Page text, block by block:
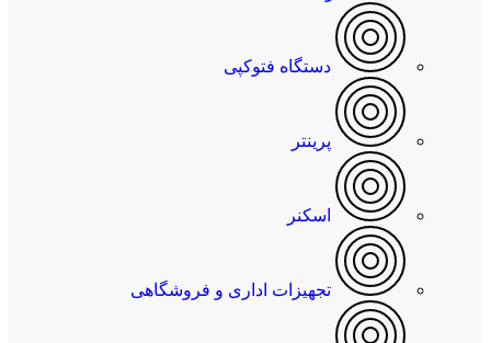
دستگاه فتوکپی
پرینتر
اسکنر
تجهیزات اداری و فروشگاهی